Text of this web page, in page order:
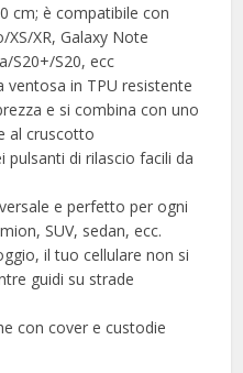
cm; è compatibile con
XR, Galaxy Note
S20+/S20, ecc
ventosa in TPU resistente
e si combina con uno
al cruscotto
pulsanti di rilascio facili da
e perfetto per ogni
SUV, sedan, ecc.
il tuo cellulare non si
guidi su strade
con cover e custodie